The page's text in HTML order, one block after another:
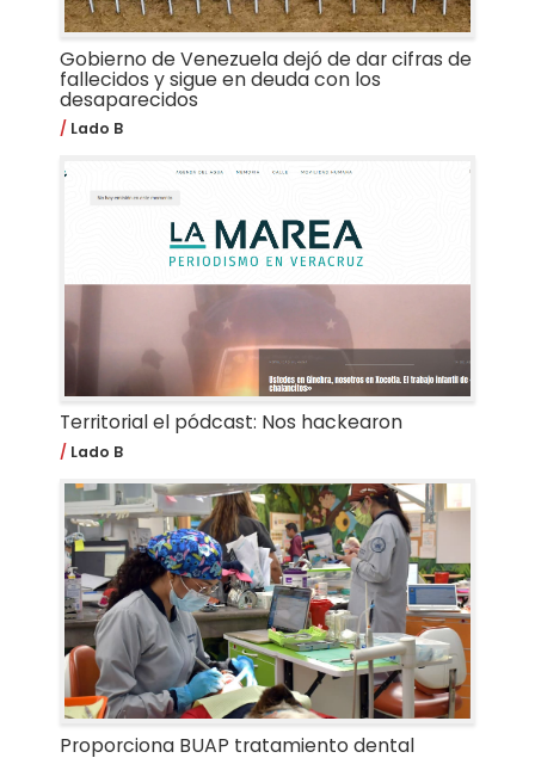
Gobierno de Venezuela dejó de dar cifras de
fallecidos y sigue en deuda con los
desaparecidos
Lado B
Territorial el pódcast: Nos hackearon
Lado B
Proporciona BUAP tratamiento dental